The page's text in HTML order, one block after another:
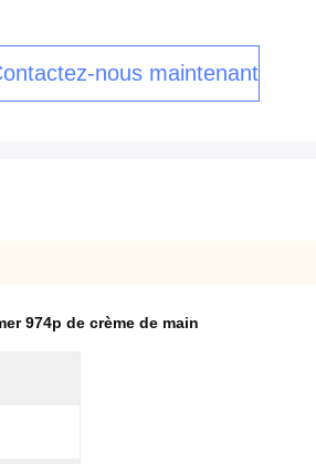
nous maintenant
974p de crème de main